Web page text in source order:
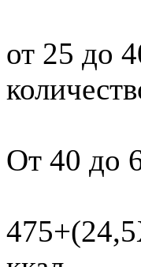
от 25 до
От 40 до